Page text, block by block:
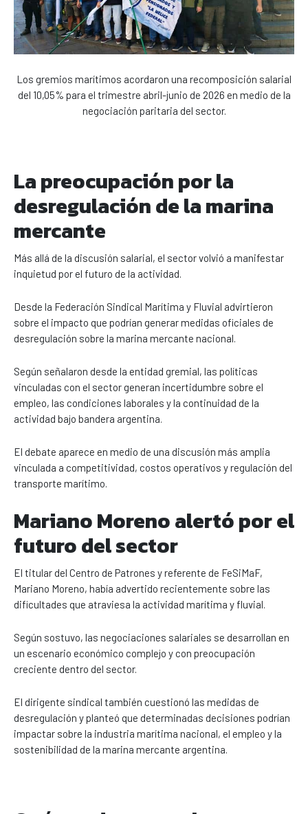
Los gremios marítimos acordaron una recomposición salarial
del 10,05% para el trimestre abril-junio de 2026 en medio de la
negociación paritaria del sector.
La preocupación por la
desregulación de la marina
mercante
Más allá de la discusión salarial, el sector volvió a manifestar
inquietud por el futuro de la actividad.
Desde la Federación Sindical Marítima y Fluvial advirtieron
sobre el impacto que podrían generar medidas oficiales de
desregulación sobre la marina mercante nacional.
Según señalaron desde la entidad gremial, las políticas
vinculadas con el sector generan incertidumbre sobre el
empleo, las condiciones laborales y la continuidad de la
actividad bajo bandera argentina.
El debate aparece en medio de una discusión más amplia
vinculada a competitividad, costos operativos y regulación del
transporte marítimo.
Mariano Moreno alertó por el
futuro del sector
El titular del Centro de Patrones y referente de FeSiMaF,
Mariano Moreno, había advertido recientemente sobre las
dificultades que atraviesa la actividad marítima y fluvial.
Según sostuvo, las negociaciones salariales se desarrollan en
un escenario económico complejo y con preocupación
creciente dentro del sector.
El dirigente sindical también cuestionó las medidas de
desregulación y planteó que determinadas decisiones podrían
impactar sobre la industria marítima nacional, el empleo y la
sostenibilidad de la marina mercante argentina.